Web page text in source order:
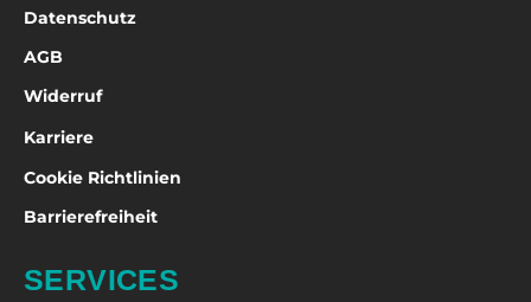
Datenschutz
AGB
Widerruf
Karriere
Cookie Richtlinien
Barrierefreiheit
SERVICES